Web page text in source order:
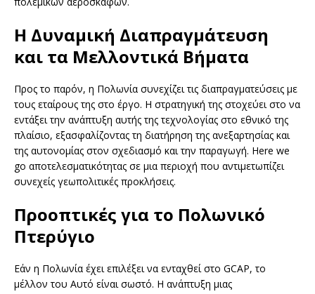
Η Δυναμική Διαπραγμάτευση
και τα Μελλοντικά Βήματα
Προς το παρόν, η Πολωνία συνεχίζει τις διαπραγματεύσεις με
τους εταίρους της στο έργο. Η στρατηγική της στοχεύει στο να
εντάξει την ανάπτυξη αυτής της τεχνολογίας στο εθνικό της
πλαίσιο, εξασφαλίζοντας τη διατήρηση της ανεξαρτησίας και
της αυτονομίας στον σχεδιασμό και την παραγωγή. Here we
go αποτελεσματικότητας σε μια περιοχή που αντιμετωπίζει
συνεχείς γεωπολιτικές προκλήσεις.
Προοπτικές για το Πολωνικό
Πτερύγιο
Εάν η Πολωνία έχει επιλέξει να ενταχθεί στο GCAP, το
μέλλον του Αυτό είναι σωστό. Η ανάπτυξη μιας